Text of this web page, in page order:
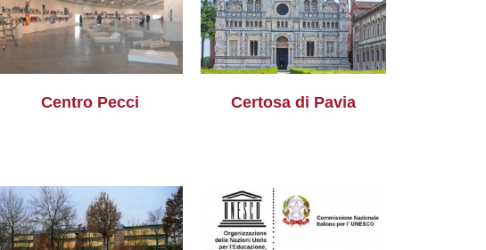
Centro Pecci Certosa di Pavia